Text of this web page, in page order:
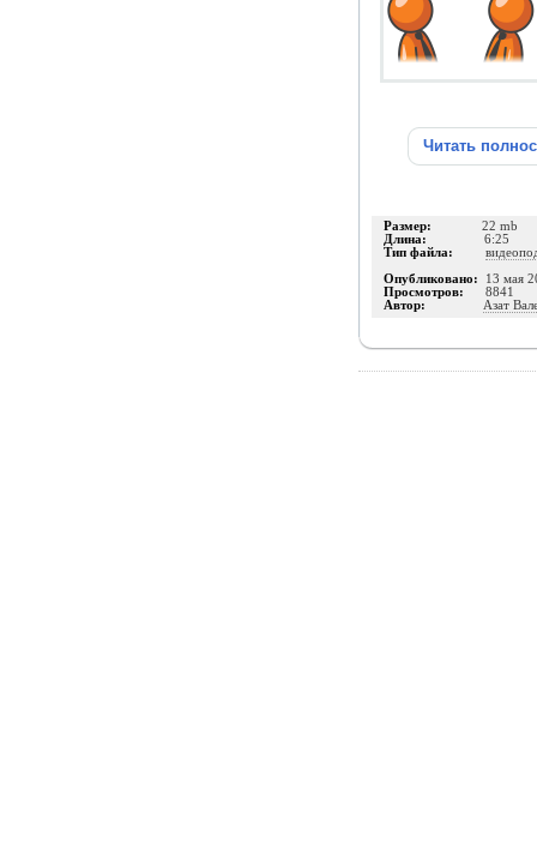
Читать
Размер: 22 mb
Длина: 6:25
Тип файла:
Опубликовано: 13 мая
Просмотров: 8841
Автор: Азат